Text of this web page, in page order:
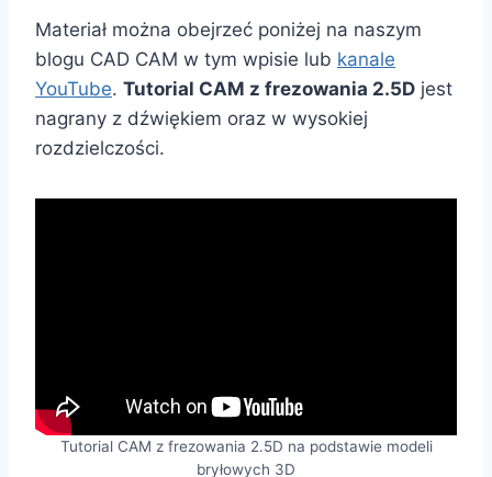
Materiał można obejrzeć poniżej na naszym
blogu CAD CAM w tym wpisie lub kanale
YouTube. Tutorial CAM z frezowania 2.5D jest
nagrany z dźwiękiem oraz w wysokiej
rozdzielczości.
Tutorial CAM z frezowania 2.5D na podstawie modeli
bryłowych 3D